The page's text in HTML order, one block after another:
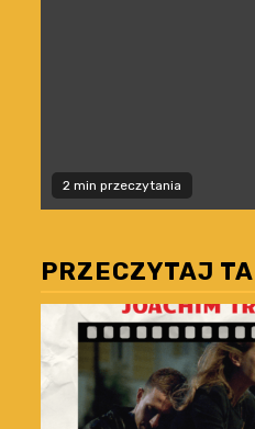
2 min przeczytania
PRZECZYTAJ